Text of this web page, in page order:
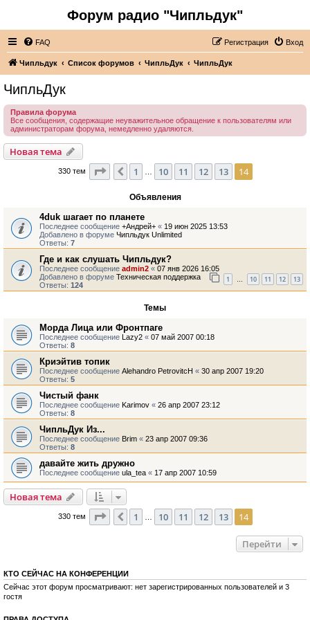
Форум радио "Чипльдук"
FAQ Вход
Регистрация
Чипльдук Список форумов ЧипльДук ЧипльДук
ЧипльДук
Правила форума
Все сообщения, содержащие неуважительное обращение к пользователям или
администраторам форума, немедленно удаляются.
Новая тема
330 тем Страница 14из 14
Пред.
1 10 11 12 13 14
Объявления
4duk шагает по планете
Последнее сообщение +Андрей+ « 19 июн 2025 13:53
Добавлено в форуме Чипльдук Unlimited
Ответы: 7
Где и как слушать Чипльдук?
Последнее сообщение admin2 « 07 янв 2026 16:05
Добавлено в форуме Техническая поддержка
Ответы: 124
1 … 10 11 12 13
Темы
Морда Лица или Фронтпаге
Последнее сообщение Lazy2 « 07 май 2007 00:18
Ответы: 8
Криэйтив топик
Последнее сообщение Alehandro PetrovitcH « 30 апр 2007 19:20
Ответы: 5
Чистый фанк
Последнее сообщение Karimov « 26 апр 2007 23:12
Ответы: 8
ЧипльДук Из...
Последнее сообщение Brim « 23 апр 2007 09:36
Ответы: 8
давайте жить дружно
Последнее сообщение ula_tea « 17 апр 2007 10:59
Новая тема
330 тем Страница 14из 14
Пред.
1 10 11 12 13 14
Перейти
КТО СЕЙЧАС НА КОНФЕРЕНЦИИ
Сейчас этот форум просматривают: нет зарегистрированных пользователей и 3
гостя